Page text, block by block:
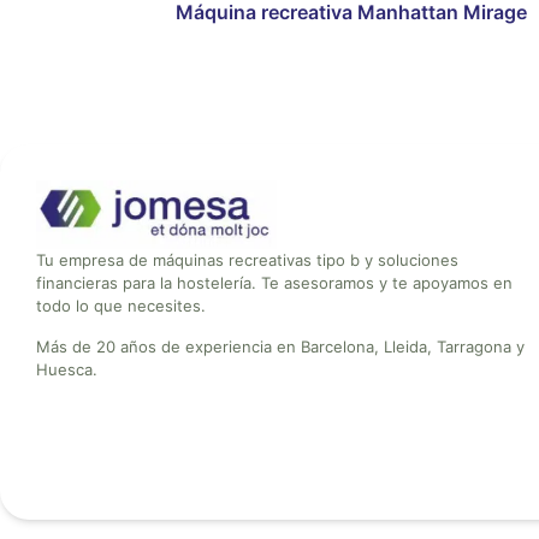
Máquina recreativa Manhattan Mirage
Tu empresa de máquinas recreativas tipo b y soluciones
financieras para la hostelería. Te asesoramos y te apoyamos en
todo lo que necesites.
Más de 20 años de experiencia en Barcelona, Lleida, Tarragona y
Huesca.